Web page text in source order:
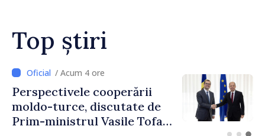
Top știri
/ Acum 2 ore
Forumul Diasporei //
Republica Moldova,
promovată în Elveția prin